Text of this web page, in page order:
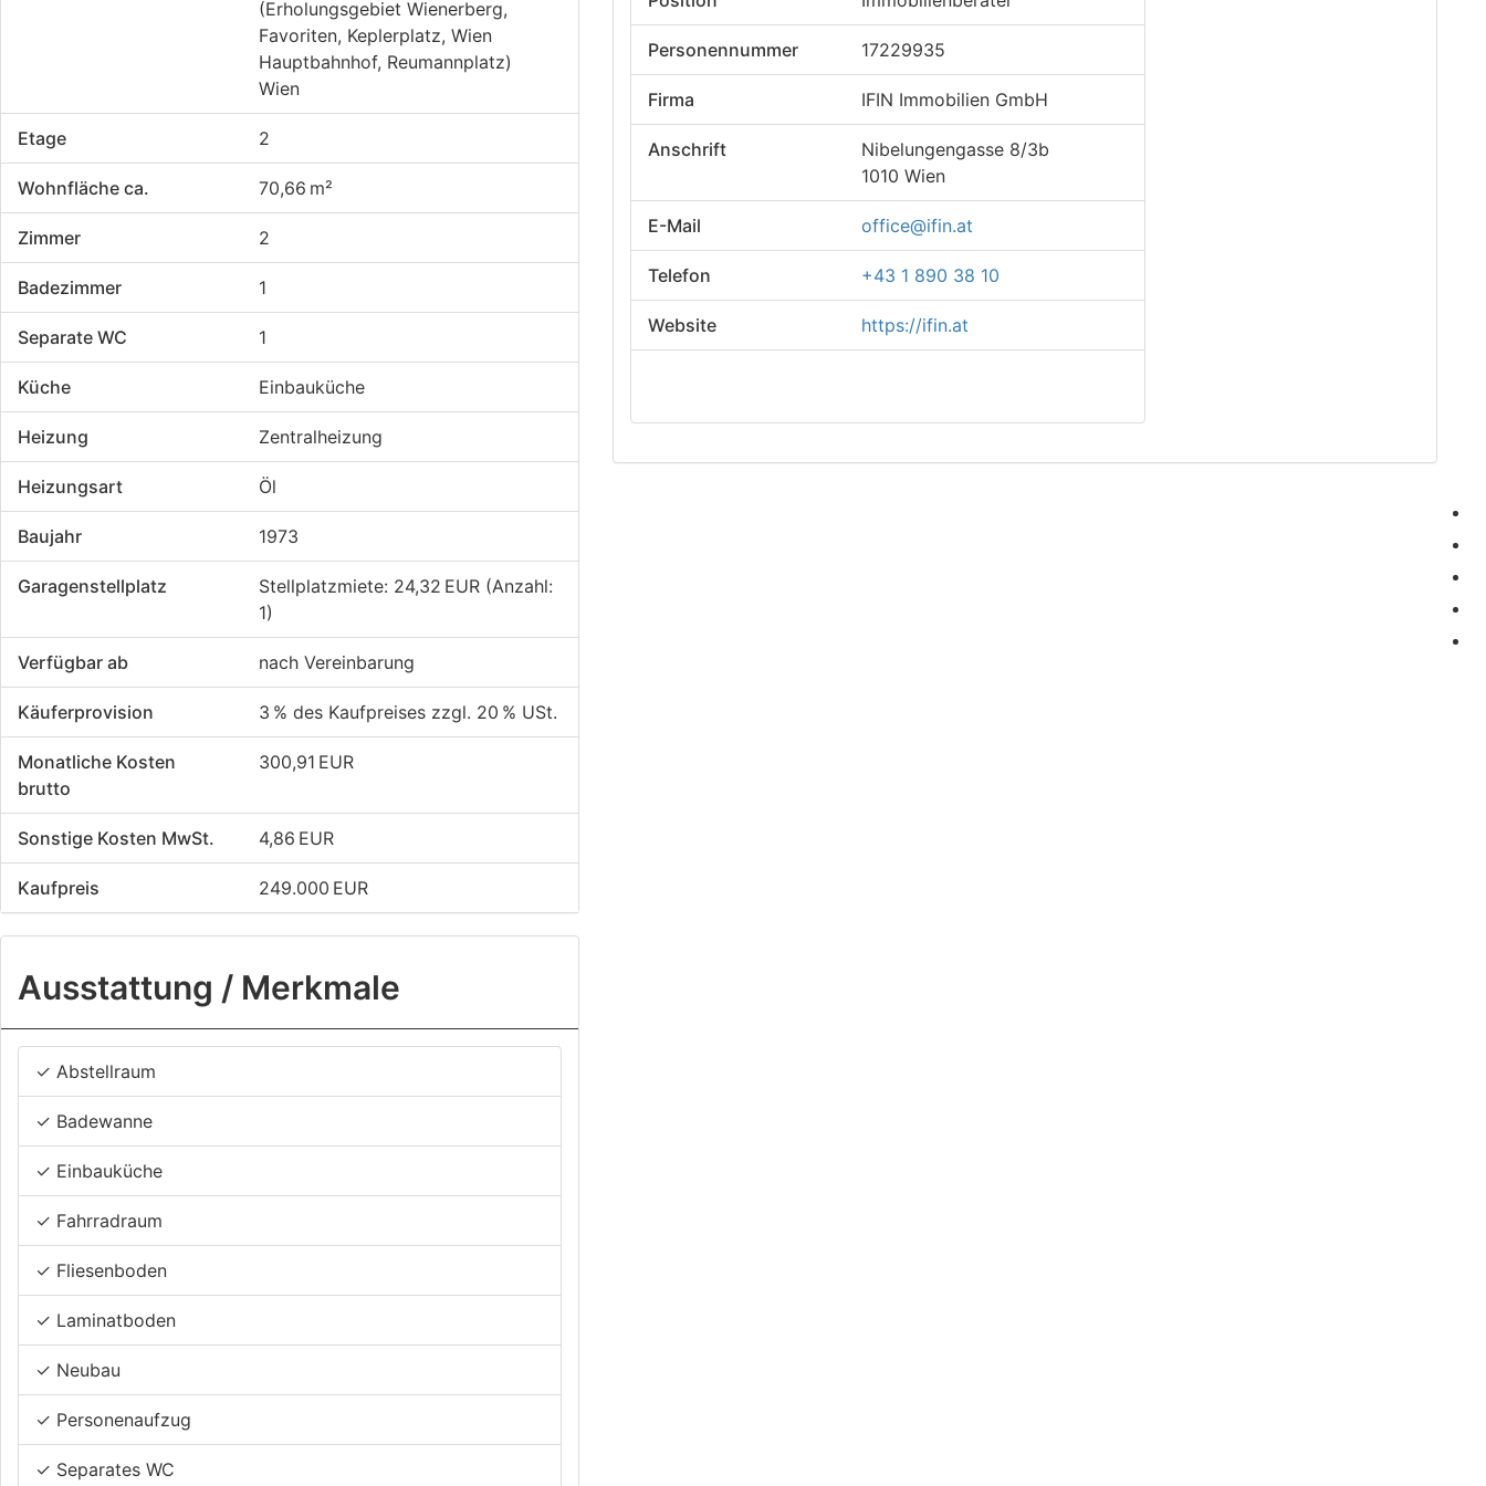
Personennummer 17229935
Firma IFIN Immobilien GmbH
Anschrift
Nibelungengasse 8/3b
1010 Wien
E-Mail office@ifin.at
Telefon +43 1 890 38 10
Website https://ifin.at
(Erholungsgebiet Wienerberg,
Favoriten, Keplerplatz, Wien
Hauptbahnhof, Reumannplatz)
Wien
Etage 2
Wohnfläche ca. 70,66 m²
Zimmer 2
Badezimmer 1
Separate WC 1
Küche Einbauküche
Heizung Zentralheizung
Heizungsart Öl
Baujahr 1973
Garagen­stellplatz
Stellplatzmiete: 24,32 EUR (Anzahl:
1)
Verfügbar ab nach Vereinbarung
Käufer­provision 3 % des Kaufpreises zzgl. 20 % USt.
Monatliche Kosten
brutto
300,91 EUR
Sonstige Kosten MwSt. 4,86 EUR
Kaufpreis 249.000 EUR
Ausstattung / Merkmale
✓ Abstellraum
✓ Badewanne
✓ Einbauküche
✓ Fahrradraum
✓ Fliesenboden
✓ Laminatboden
✓ Neubau
✓ Personenaufzug
✓ Separates WC